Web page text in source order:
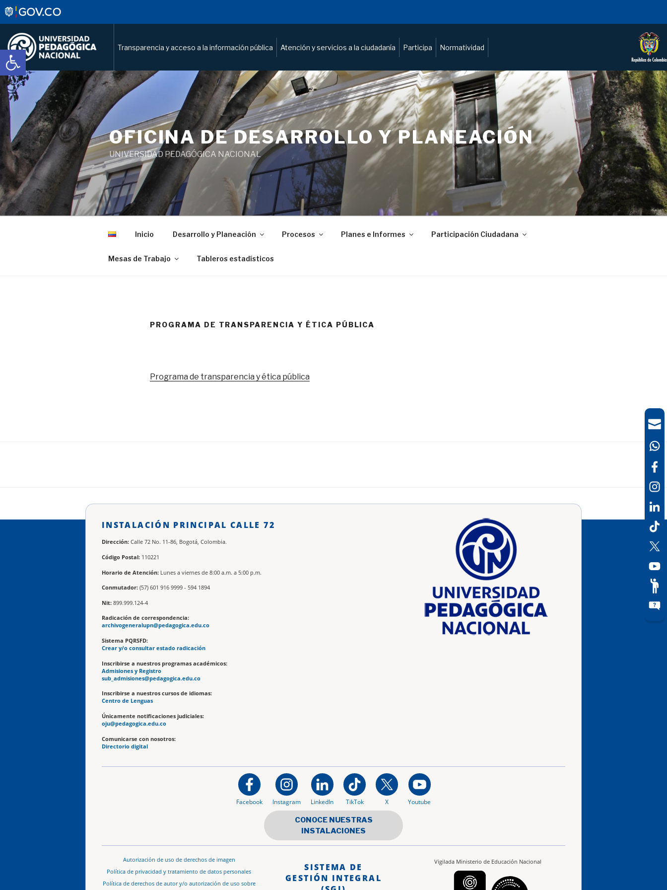
Abrir barra de herramientas Transparencia y acceso a la información pública Atención y servicios a la ciudadanía Participa Normatividad
OFICINA DE DESARROLLO Y PLANEACIÓN
UNIVERSIDAD PEDAGÓGICA NACIONAL
Inicio Desarrollo y Planeación Procesos Planes e Informes Participación Ciudadana
Mesas de Trabajo Tableros estadísticos
PROGRAMA DE TRANSPARENCIA Y ÉTICA PÚBLICA
Programa de transparencia y ética pública
INSTALACIÓN PRINCIPAL CALLE 72
Dirección: Calle 72 No. 11-86, Bogotá, Colombia.
Código Postal: 110221
Horario de Atención: Lunes a viernes de 8:00 a.m. a 5:00 p.m.
Conmutador: (57) 601 916 9999 - 594 1894
Nit: 899.999.124-4
Radicación de correspondencia:
archivogeneralupn@pedagogica.edu.co
Sistema PQRSFD:
Crear y/o consultar estado radicación
Inscribirse a nuestros programas académicos:
Admisiones y Registro
sub_admisiones@pedagogica.edu.co
Inscribirse a nuestros cursos de idiomas:
Centro de Lenguas
Únicamente notificaciones judiciales:
oju@pedagogica.edu.co
Comunicarse con nosotros:
Directorio digital
Facebook Instagram LinkedIn TikTok X Youtube
CONOCE NUESTRAS
INSTALACIONES
Autorización de uso de derechos de imagen
Política de privacidad y tratamiento de datos personales
Política de derechos de autor y/o autorización de uso sobre
SISTEMA DE
GESTIÓN INTEGRAL
Vigilada Ministerio de Educación Nacional